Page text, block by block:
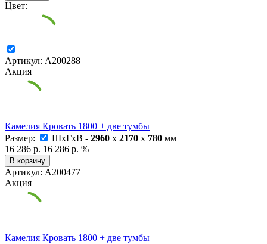
Цвет:
Артикул: А200288
Акция
Камелия Кровать 1800 + две тумбы
Размер:
ШxГxВ - 2960 x 2170 x 780 мм
16 286 р. 16 286 р. %
В корзину
Артикул: А200477
Акция
Камелия Кровать 1800 + две тумбы